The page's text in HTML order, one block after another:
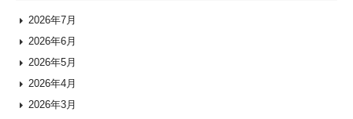
2026年7月
2026年6月
2026年5月
2026年4月
2026年3月